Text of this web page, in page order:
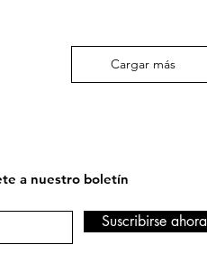
Cargar más
a nuestro boletín
Suscribirse ahora